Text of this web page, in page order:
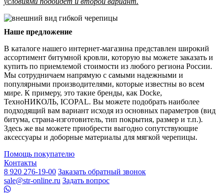
Наше предложение
В каталоге нашего интернет-магазина представлен широкий
ассортимент битумной кровли, которую вы можете заказать и
купить по приемлемой стоимости из любого региона России.
Мы сотрудничаем напрямую с самыми надежными и
популярными производителями, которые известны во всем
мире. К примеру, это такие бренды, как Docke,
ТехноНИКОЛЬ, ICOPAL. Вы можете подобрать наиболее
подходящий вам вариант исходя из основных параметров (вид
битума, страна-изготовитель, тип покрытия, размер и т.п.).
Здесь же вы можете приобрести выгодно сопутствующие
аксессуары и доборные материалы для мягкой черепицы.
Помощь покупателю
Контакты
8 920 276-19-00 Заказать обратный звонок
sale@str-online.ru Задать вопрос